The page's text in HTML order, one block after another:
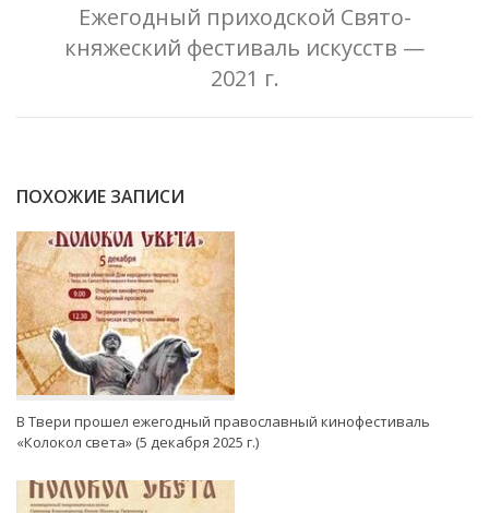
Ежегодный приходской Свято-
княжеский фестиваль искусств —
2021 г.
ПОХОЖИЕ ЗАПИСИ
В Твери прошел ежегодный православный кинофестиваль
«Колокол света» (5 декабря 2025 г.)